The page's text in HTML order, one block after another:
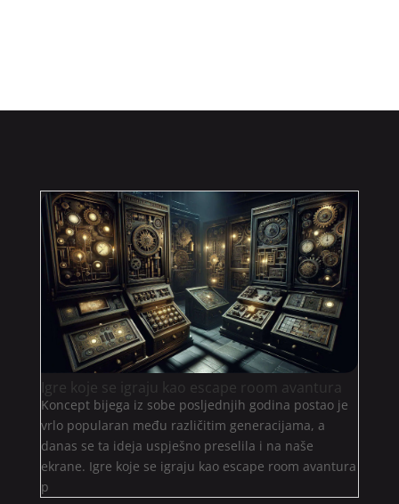
Igre koje se igraju kao escape room avantura
Koncept bijega iz sobe posljednjih godina postao je
vrlo popularan među različitim generacijama, a
danas se ta ideja uspješno preselila i na naše
ekrane. Igre koje se igraju kao escape room avantura
p